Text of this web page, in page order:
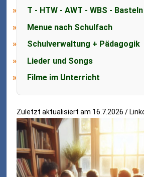
T - HTW - AWT - WBS - Basteln
Menue nach Schulfach
Schulverwaltung + Pädagogik
Lieder und Songs
Filme im Unterricht
Zuletzt aktualisiert am 16.7.2026 /